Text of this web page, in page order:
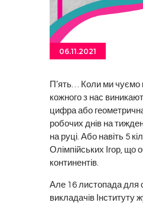
06.11.2021
П’ять… Коли ми чуємо
кожного з нас
цифра або
робочих днів на
на руці. Або навіть 5
Олімпійських Ігор, що
континентів.
Але 16 листопада для
викладачів Інституту